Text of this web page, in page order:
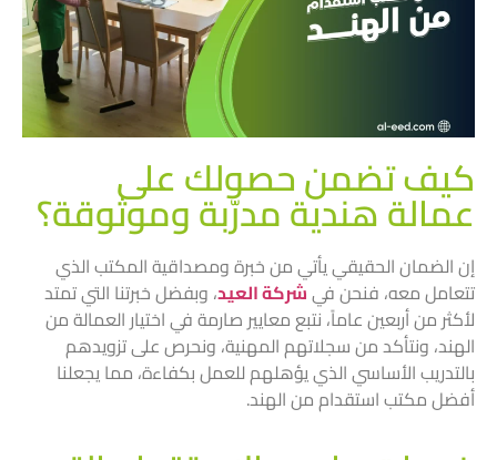
كيف تضمن حصولك على
عمالة هندية مدرّبة وموثوقة؟
إن الضمان الحقيقي يأتي من خبرة ومصداقية المكتب الذي
تتعامل معه، فنحن في شركة العيد، وبفضل خبرتنا التي تمتد
لأكثر من أربعين عاماً، نتبع معايير صارمة في اختيار العمالة من
الهند، ونتأكد من سجلاتهم المهنية، ونحرص على تزويدهم
بالتدريب الأساسي الذي يؤهلهم للعمل بكفاءة، مما يجعلنا
أفضل مكتب استقدام من الهند.